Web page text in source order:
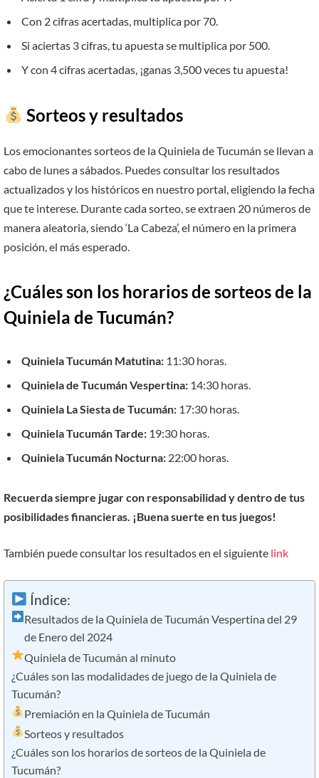
Con 2 cifras acertadas, multiplica por 70.
Si aciertas 3 cifras, tu apuesta se multiplica por 500.
Y con 4 cifras acertadas, ¡ganas 3,500 veces tu apuesta!
Sorteos y resultados
Los emocionantes sorteos de la Quiniela de Tucumán se llevan a
cabo de lunes a sábados. Puedes consultar los resultados
actualizados y los históricos en nuestro portal, eligiendo la fecha
que te interese. Durante cada sorteo, se extraen 20 números de
manera aleatoria, siendo ‘La Cabeza’, el número en la primera
posición, el más esperado.
¿Cuáles son los horarios de sorteos de la
Quiniela de Tucumán?
Quiniela Tucumán Matutina: 11:30 horas.
Quiniela de Tucumán Vespertina: 14:30 horas.
Quiniela La Siesta de Tucumán: 17:30 horas.
Quiniela Tucumán Tarde: 19:30 horas.
Quiniela Tucumán Nocturna: 22:00 horas.
Recuerda siempre jugar con responsabilidad y dentro de tus
posibilidades financieras. ¡Buena suerte en tus juegos!
También puede consultar los resultados en el siguiente link
Índice:
Resultados de la Quiniela de Tucumán Vespertina del 29
de Enero del 2024
Quiniela de Tucumán al minuto
¿Cuáles son las modalidades de juego de la Quiniela de
Tucumán?
Premiación en la Quiniela de Tucumán
Sorteos y resultados
¿Cuáles son los horarios de sorteos de la Quiniela de
Tucumán?